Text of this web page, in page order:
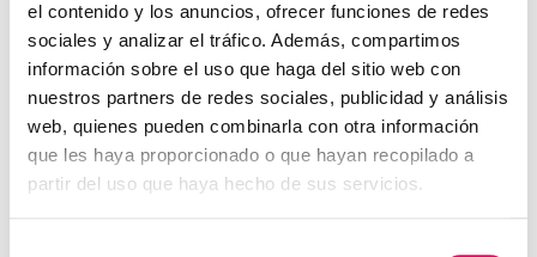
el contenido y los anuncios, ofrecer funciones de redes
sociales y analizar el tráfico. Además, compartimos
información sobre el uso que haga del sitio web con
nuestros partners de redes sociales, publicidad y análisis
web, quienes pueden combinarla con otra información
que les haya proporcionado o que hayan recopilado a
partir del uso que haya hecho de sus servicios.